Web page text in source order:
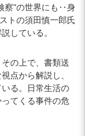
察"の世界にも‥身
トの須田慎一郎氏
している。
の上で、書類送
点から解説し、
る。日常生活の
てくる事件の危